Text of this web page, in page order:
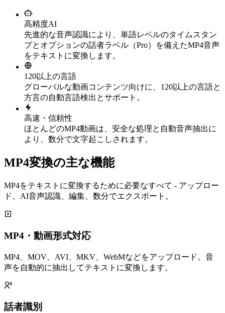
高精度AI
先進的な音声認識により、単語レベルのタイムスタン
プとオプションの話者ラベル（Pro）を備えたMP4音声
をテキストに変換します。
120以上の言語
グローバルな動画コンテンツ向けに、120以上の言語と
方言の自動言語検出とサポート。
高速・信頼性
ほとんどのMP4動画は、安全な処理と自動音声抽出に
より、数分で文字起こしされます。
MP4変換の主な機能
MP4をテキストに変換するために必要なすべて - アップロー
ド、AI音声認識、編集、数分でエクスポート。
MP4・動画形式対応
MP4、MOV、AVI、MKV、WebMなどをアップロード。音
声を自動的に抽出してテキストに変換します。
話者識別